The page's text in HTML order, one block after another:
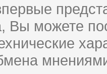
Вы можете